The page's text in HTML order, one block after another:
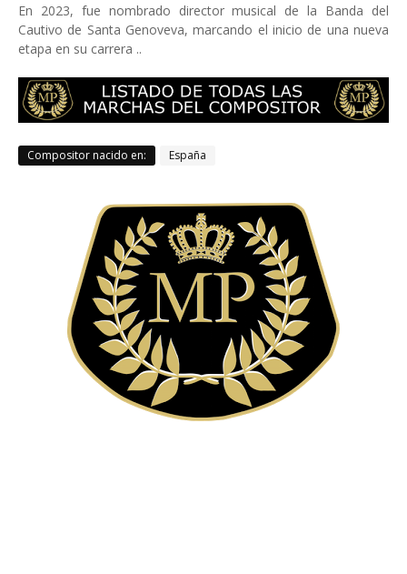
En 2023, fue nombrado director musical de la Banda del
Cautivo de Santa Genoveva, marcando el inicio de una nueva
etapa en su carrera ..
Compositor nacido en: España